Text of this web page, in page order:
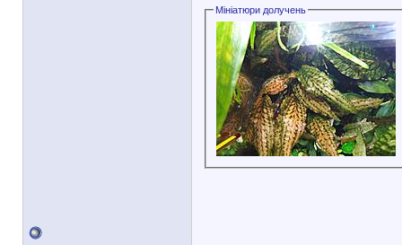
Мініатюри долучень